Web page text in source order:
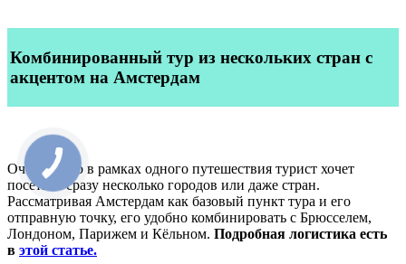
Комбинированный тур из нескольких стран с
акцентом на Амстердам
Очень часто в рамках одного путешествия турист хочет
посетить сразу несколько городов или даже стран.
Рассматривая Амстердам как базовый пункт тура и его
отправную точку, его удобно комбинировать с Брюсселем,
Лондоном, Парижем и Кёльном. Подробная логистика есть
в этой статье.